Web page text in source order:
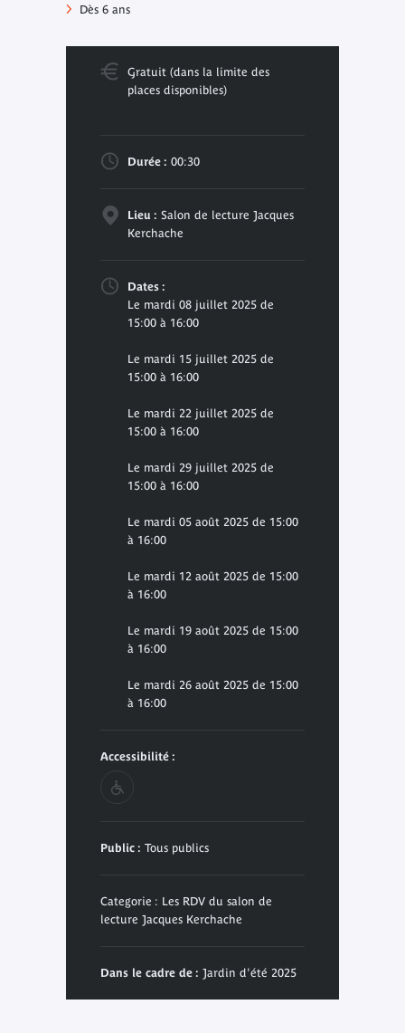
Dès 6 ans
Gratuit (dans la limite des
places disponibles)
Durée : 00:30
Lieu : Salon de lecture Jacques
Kerchache
Dates :
Le mardi 08 juillet 2025 de
15:00 à 16:00
Le mardi 15 juillet 2025 de
15:00 à 16:00
Le mardi 22 juillet 2025 de
15:00 à 16:00
Le mardi 29 juillet 2025 de
15:00 à 16:00
Le mardi 05 août 2025 de 15:00
à 16:00
Le mardi 12 août 2025 de 15:00
à 16:00
Le mardi 19 août 2025 de 15:00
à 16:00
Le mardi 26 août 2025 de 15:00
à 16:00
Accessibilité :
Public : Tous publics
Categorie : Les RDV du salon de
lecture Jacques Kerchache
Dans le cadre de : Jardin d'été 2025